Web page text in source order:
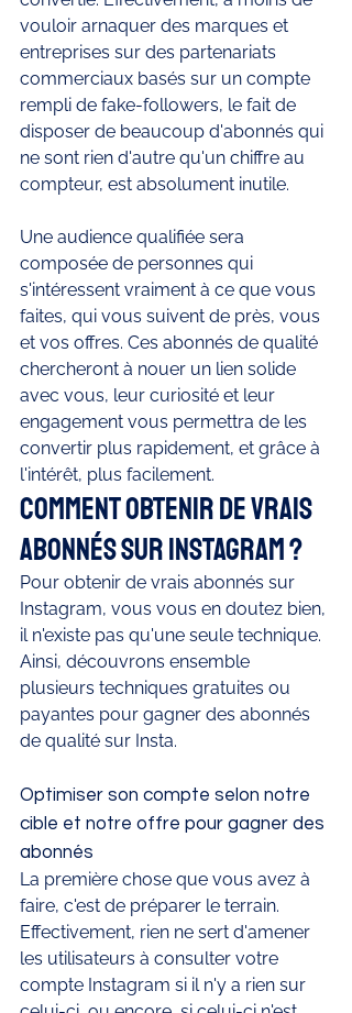
vouloir arnaquer des marques et
entreprises sur des partenariats
commerciaux basés sur un compte
rempli de fake-followers, le fait de
disposer de beaucoup d'abonnés qui
ne sont rien d'autre qu'un chiffre au
compteur, est absolument inutile.
Une audience qualifiée sera
composée de personnes qui
s'intéressent vraiment à ce que vous
faites, qui vous suivent de près, vous
et vos offres. Ces abonnés de qualité
chercheront à nouer un lien solide
avec vous, leur curiosité et leur
engagement vous permettra de les
convertir plus rapidement, et grâce à
l'intérêt, plus facilement.
Comment obtenir de vrais
abonnés sur Instagram ?
Pour obtenir de vrais abonnés sur
Instagram, vous vous en doutez bien,
il n'existe pas qu'une seule technique.
Ainsi, découvrons ensemble
plusieurs techniques gratuites ou
payantes pour gagner des abonnés
de qualité sur Insta.
Optimiser son compte selon notre
cible et notre offre pour gagner des
abonnés
La première chose que vous avez à
faire, c'est de préparer le terrain.
Effectivement, rien ne sert d'amener
les utilisateurs à consulter votre
compte Instagram si il n'y a rien sur